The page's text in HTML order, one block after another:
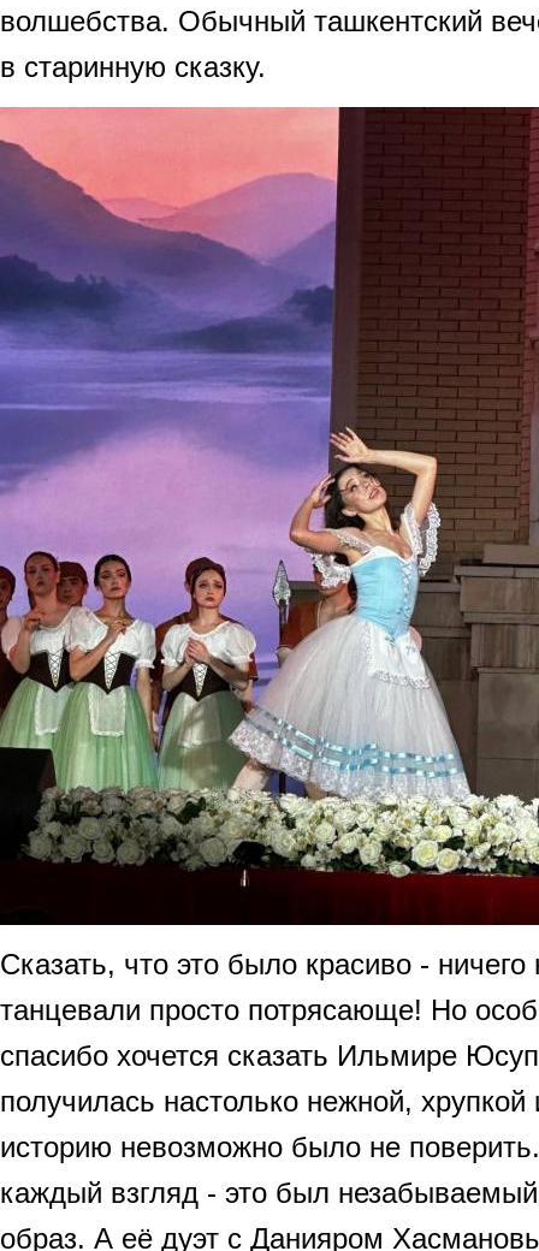
волшебства. Обычный ташкентский
в старинную сказку.
Сказать, что это было красиво - ничего
танцевали просто потрясающе! Но
спасибо хочется сказать Ильмире
получилась настолько нежной,
историю невозможно было не
каждый взгляд - это был
образ. А её дуэт с Данияром